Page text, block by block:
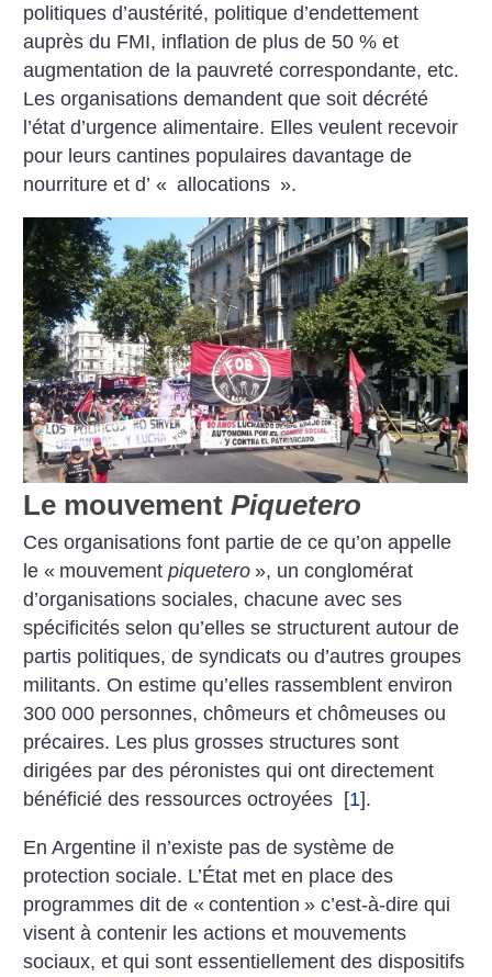
politiques d’austérité, politique d’endettement
auprès du FMI, inflation de plus de 50 % et
augmentation de la pauvreté correspondante, etc.
Les organisations demandent que soit décrété
l’état d’urgence alimentaire. Elles veulent recevoir
pour leurs cantines populaires davantage de
nourriture et d’ « allocations ».
Le mouvementPiquetero
Ces organisations font partie de ce qu’on appelle
le « mouvementpiquetero », un conglomérat
d’organisations sociales, chacune avec ses
spécificités selon qu’elles se structurent autour de
partis politiques, de syndicats ou d’autres groupes
militants. On estime qu’elles rassemblent environ
300 000 personnes, chômeurs et chômeuses ou
précaires. Les plus grosses structures sont
dirigées par des péronistes qui ont directement
bénéficié des ressources octroyées [1].
En Argentine il n’existe pas de système de
protection sociale. L’État met en place des
programmes dit de « contention » c’est-à-dire qui
visent à contenir les actions et mouvements
sociaux, et qui sont essentiellement des dispositifs